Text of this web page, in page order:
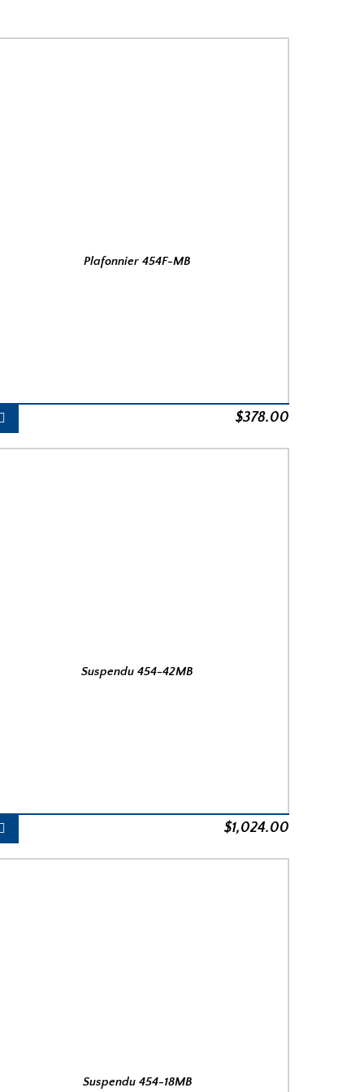
Plafonnier 454F-MB
$378.00
Suspendu 454-42MB
$1,024.00
Suspendu 454-18MB